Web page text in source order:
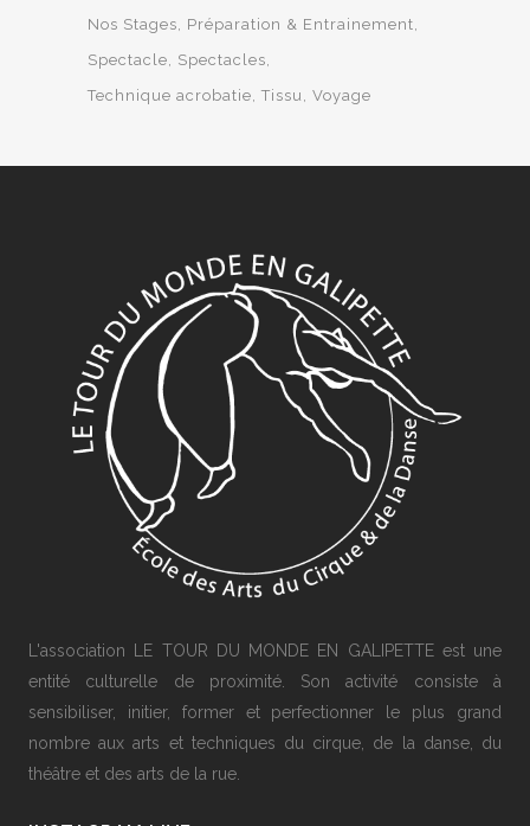
Nos Stages
Préparation & Entrainement
Spectacle
Spectacles
Technique acrobatie Tissu Voyage
L'association LE TOUR DU MONDE EN GALIPETTE est une
entité culturelle de proximité. Son activité consiste à
sensibiliser, initier, former et perfectionner le plus grand
nombre aux arts et techniques du cirque, de la danse, du
théâtre et des arts de la rue.